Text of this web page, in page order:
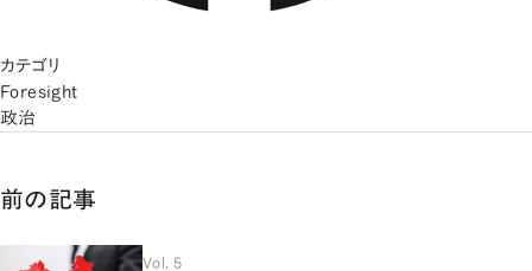
カテゴリ
Foresight
政治
前の記事
Vol. 5